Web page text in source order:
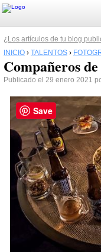
¿Los artículos de tu blog
INICIO › TALENTOS ›
Compañeros
Publicado el 29 enero 2021
Save